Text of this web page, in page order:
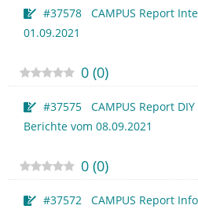
#37578 CAMPUS Report
01.09.2021
0 (0)
#37575 CAMPUS Report
Berichte vom 08.09.2021
0 (0)
#37572 CAMPUS Report